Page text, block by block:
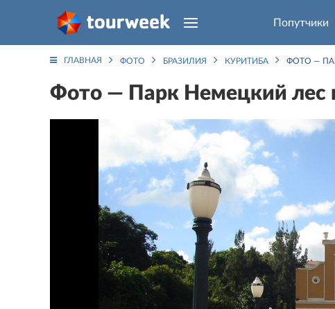
Попутчики
ГЛАВНАЯ ФОТО БРАЗИЛИЯ КУРИТИБА ФОТО —
Фото — Парк Немецкий лес